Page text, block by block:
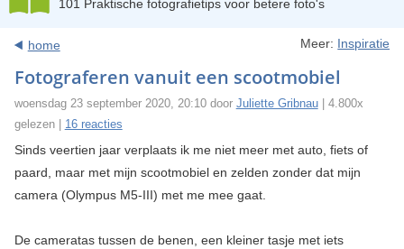
101 Praktische fotografietips voor betere foto's
home Meer: Inspiratie
Fotograferen vanuit een scootmobiel
woensdag 23 september 2020, 20:10 door Juliette Gribnau| 4.800x
gelezen | 16 reacties
Sinds veertien jaar verplaats ik me niet meer met auto, fiets of
paard, maar met mijn scootmobiel en zelden zonder dat mijn
camera (Olympus M5-III) met me mee gaat.
De cameratas tussen de benen, een kleiner tasje met iets